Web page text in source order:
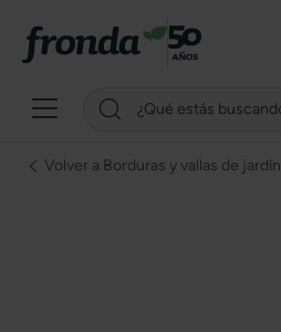
Volver a Borduras y vallas de jardín